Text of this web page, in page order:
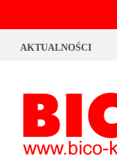
AKTUALNOŚCI